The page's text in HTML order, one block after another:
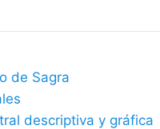
de Sagra
descriptiva y gráfica